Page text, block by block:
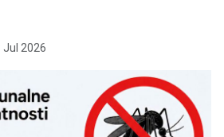
Jul 2026